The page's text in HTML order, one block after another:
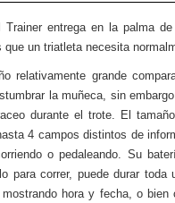
Trainer entrega en la palma
que un triatleta necesita
relativamente grande
la muñeca, sin
durante el trote. El
4 campos distintos de
o pedaleando. Su
para correr, puede durar
hora y fecha, o bien